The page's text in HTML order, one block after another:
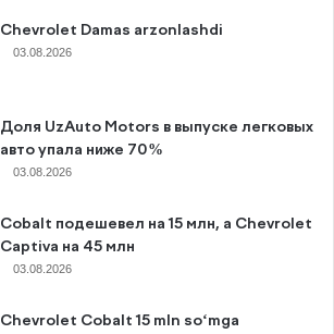
Chevrolet Damas arzonlashdi
03.08.2026
Доля UzAuto Motors в выпуске легковых
авто упала ниже 70%
03.08.2026
Cobalt подешевел на 15 млн, а Chevrolet
Captiva на 45 млн
03.08.2026
Chevrolet Cobalt 15 mln so‘mga